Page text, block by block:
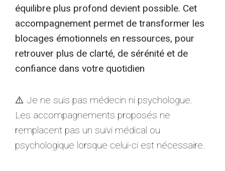
équilibre plus profond devient possible. Cet
accompagnement permet de transformer les
blocages émotionnels en ressources, pour
retrouver plus de clarté, de sérénité et de
confiance dans votre quotidien
⚠️ Je ne suis pas médecin ni psychologue.
Les accompagnements proposés ne
remplacent pas un suivi médical ou
psychologique lorsque celui-ci est nécessaire.